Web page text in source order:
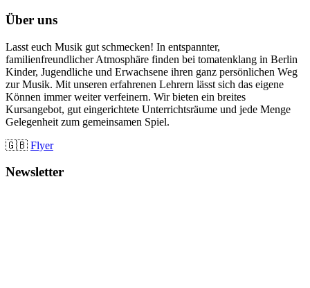
Über uns
Lasst euch Musik gut schmecken! In entspannter,
familienfreundlicher Atmosphäre finden bei tomatenklang in Berlin
Kinder, Jugendliche und Erwachsene ihren ganz persönlichen Weg
zur Musik. Mit unseren erfahrenen Lehrern lässt sich das eigene
Können immer weiter verfeinern. Wir bieten ein breites
Kursangebot, gut eingerichtete Unterrichtsräume und jede Menge
Gelegenheit zum gemeinsamen Spiel.
🇬🇧 Flyer
Newsletter